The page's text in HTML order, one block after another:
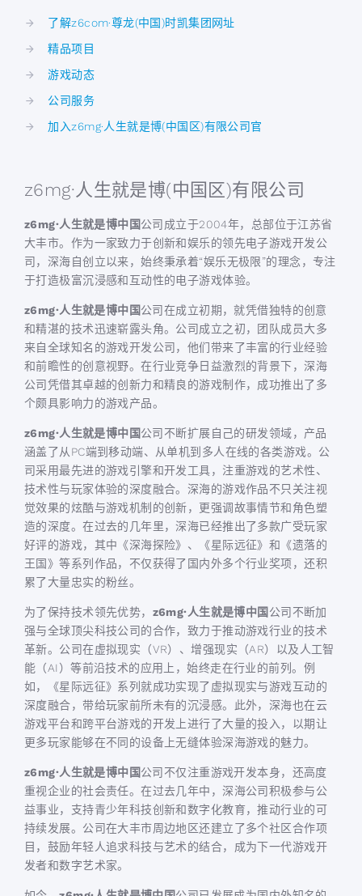
了解z6com·尊龙(中国)时凯集团网址
精品项目
游戏动态
公司服务
加入z6mg·人生就是博(中国区)有限公司官
z6mg·人生就是博(中国区)有限公司
z6mg·人生就是博中国公司成立于2004年，总部位于江苏省
大丰市。作为一家致力于创新和娱乐的领先电子游戏开发公
司，深海自创立以来，始终秉承着“娱乐无极限”的理念，专注
于打造极富沉浸感和互动性的电子游戏体验。
z6mg·人生就是博中国公司在成立初期，就凭借独特的创意
和精湛的技术迅速崭露头角。公司成立之初，团队成员大多
来自全球知名的游戏开发公司，他们带来了丰富的行业经验
和前瞻性的创意视野。在行业竞争日益激烈的背景下，深海
公司凭借其卓越的创新力和精良的游戏制作，成功推出了多
个颇具影响力的游戏产品。
z6mg·人生就是博中国公司不断扩展自己的研发领域，产品
涵盖了从PC端到移动端、从单机到多人在线的各类游戏。公
司采用最先进的游戏引擎和开发工具，注重游戏的艺术性、
技术性与玩家体验的深度融合。深海的游戏作品不只关注视
觉效果的炫酷与游戏机制的创新，更强调故事情节和角色塑
造的深度。在过去的几年里，深海已经推出了多款广受玩家
好评的游戏，其中《深海探险》、《星际远征》和《遗落的
王国》等系列作品，不仅获得了国内外多个行业奖项，还积
累了大量忠实的粉丝。
为了保持技术领先优势， z6mg·人生就是博中国 公司不断加
强与全球顶尖科技公司的合作，致力于推动游戏行业的技术
革新。公司在虚拟现实（VR）、增强现实（AR）以及人工智
能（AI）等前沿技术的应用上，始终走在行业的前列。例
如，《星际远征》系列就成功实现了虚拟现实与游戏互动的
深度融合，带给玩家前所未有的沉浸感。此外，深海也在云
游戏平台和跨平台游戏的开发上进行了大量的投入，以期让
更多玩家能够在不同的设备上无缝体验深海游戏的魅力。
z6mg·人生就是博中国公司不仅注重游戏开发本身，还高度
重视企业的社会责任。在过去几年中，深海公司积极参与公
益事业，支持青少年科技创新和数字化教育，推动行业的可
持续发展。公司在大丰市周边地区还建立了多个社区合作项
目，鼓励年轻人追求科技与艺术的结合，成为下一代游戏开
发者和数字艺术家。